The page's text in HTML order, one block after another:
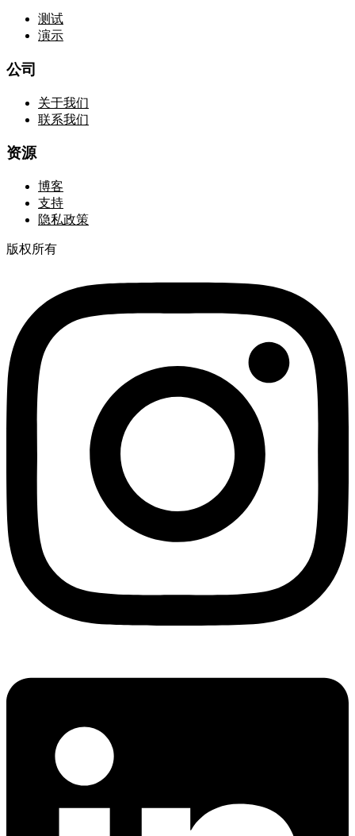
测试
演示
公司
关于我们
联系我们
资源
博客
支持
隐私政策
版权所有